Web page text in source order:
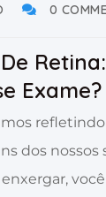
0
Exame?
dos nossos
você